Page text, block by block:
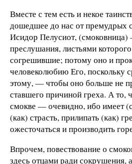
Вместе с тем есть и некое
дошедшее до нас от премудрых
Исидор Пелусиот, (смоковница)
преслушания, листьями
согрешившие; потому оно и
человеколюбию Его, поскольку
этому, — чтобы оно больше не
ставшего причиной греха. А то,
смокве — очевидно, ибо имеет
(как) страсть, прилипать (как)
ожесточаться и производить
Впрочем, повествование о
здесь отцами ради